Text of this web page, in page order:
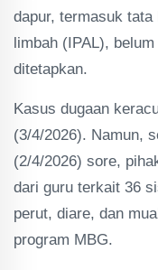
dapur, termasuk
limbah (IPAL),
ditetapkan.
Kasus dugaan
(3/4/2026). Namun,
(2/4/2026) sore,
dari guru terkait 36
perut, diare, dan
program MBG.